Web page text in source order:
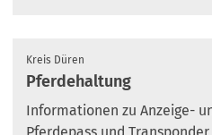
Kreis Düren
Pferdehaltung
Informationen zu Anzeige-
Pferdepass und